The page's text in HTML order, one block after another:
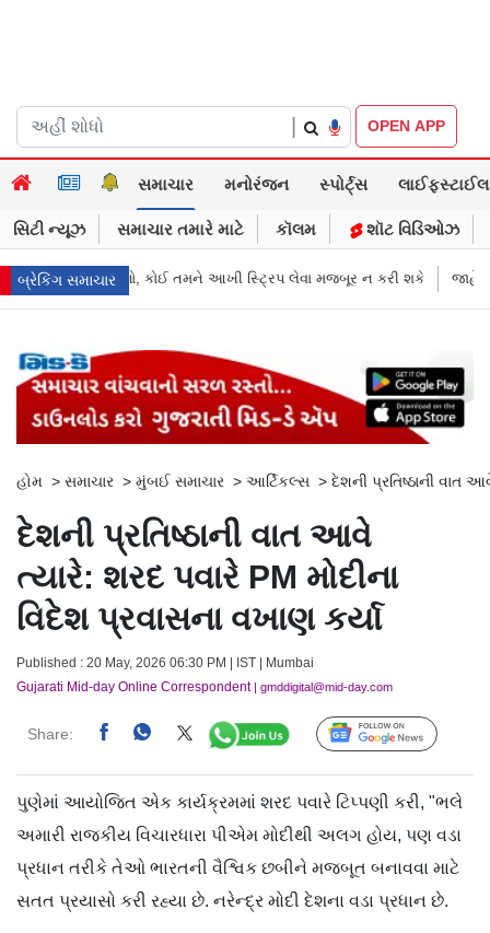
OPEN APP
સમાચાર મનોરંજન સ્પોર્ટ્સ લાઈફસ્ટાઈલ
સિટી ન્યૂઝ સમાચાર તમારે માટે કૉલમ શૉટ વિડિઓઝ
બ્રેકિંગ સમાચાર
લેવા મજબૂર ન કરી શકે જાહેરખબરોથી લોકોને મિસગાઇડ કરનારી
હોમ > સમાચાર > મુંબઈ સમાચાર > આર્ટિકલ્સ > દેશની પ્રતિષ્ઠાની વાત
દેશની પ્રતિષ્ઠાની વાત આવે
ત્યારે: શરદ પવારે PM મોદીના
વિદેશ પ્રવાસના વખાણ કર્યા
Published : 20 May, 2026 06:30 PM | IST | Mumbai
Gujarati Mid-day Online Correspondent| gmddigital@mid-day.com
Share: Follow Us
પુણેમાં આયોજિત એક કાર્યક્રમમાં શરદ પવારે ટિપ્પણી કરી, "ભલે
અમારી રાજકીય વિચારધારા પીએમ મોદીથી અલગ હોય, પણ વડા
પ્રધાન તરીકે તેઓ ભારતની વૈશ્વિક છબીને મજબૂત બનાવવા માટે
સતત પ્રયાસો કરી રહ્યા છે. નરેન્દ્ર મોદી દેશના વડા પ્રધાન છે.